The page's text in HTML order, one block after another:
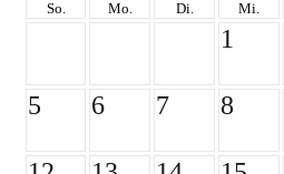
So. Mo. Di. Mi.
1
5 6 7 8